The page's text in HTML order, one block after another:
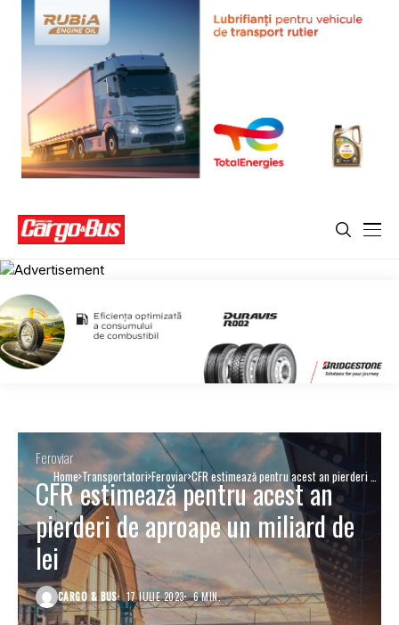
Home Transportatori Feroviar CFR estimează pentru acest an pierderi de
aproape un miliard de lei
Feroviar
CFR estimează pentru acest an
pierderi de aproape un miliard de
lei
CARGO & BUS 17 IULIE 2023 6 MIN.